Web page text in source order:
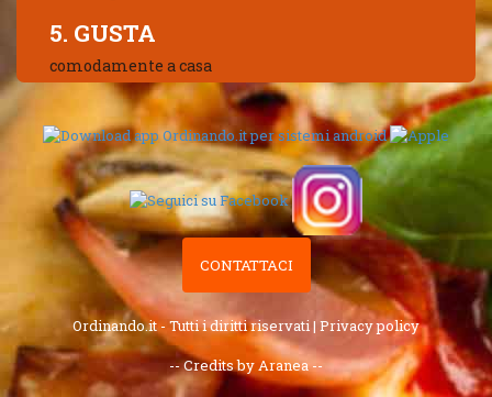
5. GUSTA
comodamente a casa
CONTATTACI
Ordinando.it - Tutti i diritti riservati | Privacy policy
-- Credits by Aranea --